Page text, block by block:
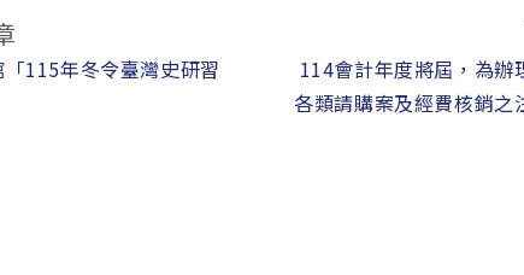
115年冬令臺灣史研習
114會計年度將屆，為辦
各類請購案及經費核銷之